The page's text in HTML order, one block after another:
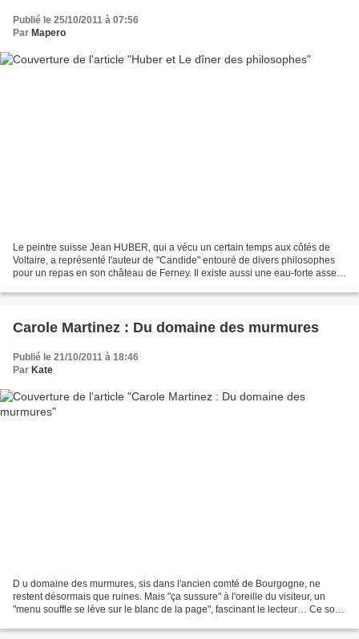
Publié le 25/10/2011 à 07:56
Par Mapero
Le peintre suisse Jean HUBER, qui a vécu un certain temps aux côtés de
Voltaire, a représenté l'auteur de "Candide" entouré de divers philosophes
pour un repas en son château de Ferney. Il existe aussi une eau-forte assez
Carole Martinez : Du domaine des murmures
Publié le 21/10/2011 à 18:46
Par Kate
D u domaine des murmures, sis dans l'ancien comté de Bourgogne, ne
restent désormais que ruines. Mais "ça sussure" à l'oreille du visiteur, un
"menu souffle se lève sur le blanc de la page", fascinant le lecteur… Ce sont